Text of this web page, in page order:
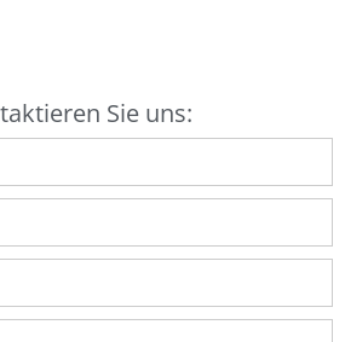
Sie uns: